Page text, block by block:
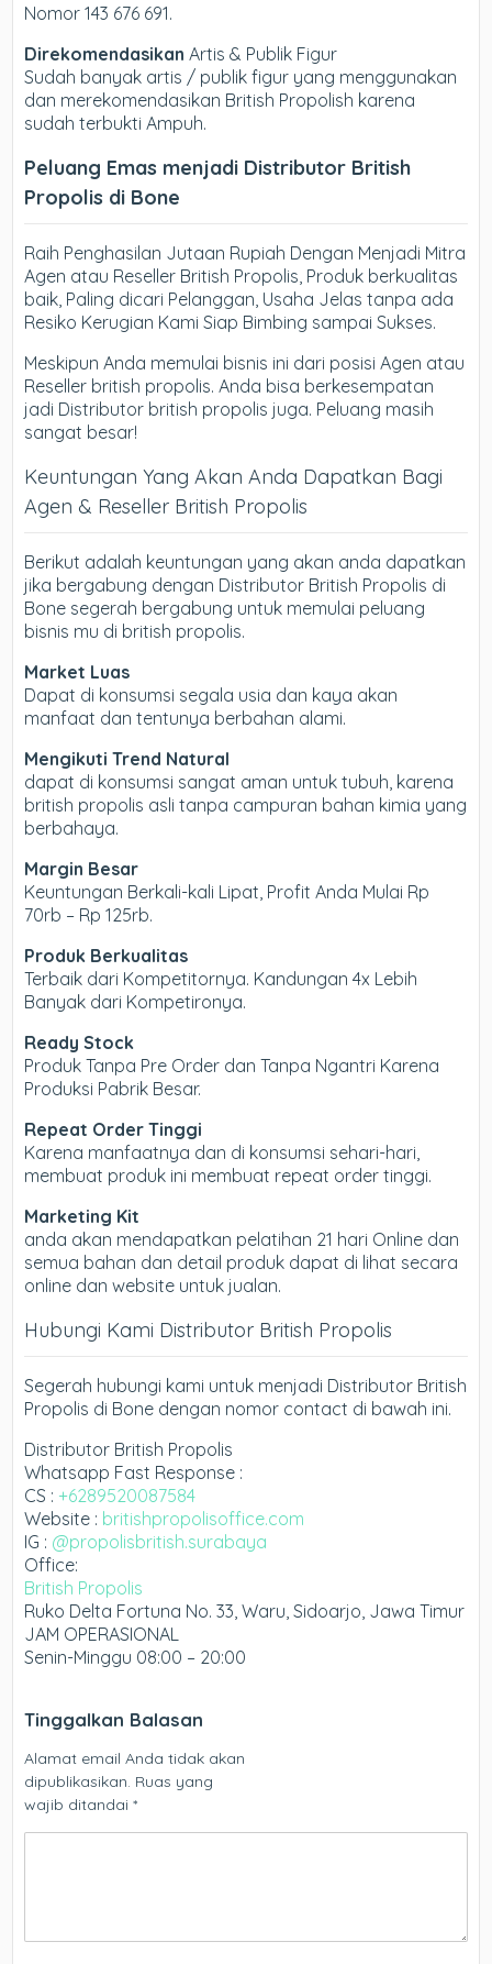
Nomor 143 676 691.
Direkomendasikan Artis & Publik Figur
Sudah banyak artis / publik figur yang menggunakan
dan merekomendasikan British Propolish karena
sudah terbukti Ampuh.
Peluang Emas menjadi Distributor British
Propolis di Bone
Raih Penghasilan Jutaan Rupiah Dengan Menjadi Mitra
Agen atau Reseller British Propolis, Produk berkualitas
baik, Paling dicari Pelanggan, Usaha Jelas tanpa ada
Resiko Kerugian Kami Siap Bimbing sampai Sukses.
Meskipun Anda memulai bisnis ini dari posisi Agen atau
Reseller british propolis. Anda bisa berkesempatan
jadi Distributor british propolis juga. Peluang masih
sangat besar!
Keuntungan Yang Akan Anda Dapatkan Bagi
Agen & Reseller British Propolis
Berikut adalah keuntungan yang akan anda dapatkan
jika bergabung dengan Distributor British Propolis di
Bone segerah bergabung untuk memulai peluang
bisnis mu di british propolis.
Market Luas
Dapat di konsumsi segala usia dan kaya akan
manfaat dan tentunya berbahan alami.
Mengikuti Trend Natural
dapat di konsumsi sangat aman untuk tubuh, karena
british propolis asli tanpa campuran bahan kimia yang
berbahaya.
Margin Besar
Keuntungan Berkali-kali Lipat, Profit Anda Mulai Rp
70rb – Rp 125rb.
Produk Berkualitas
Terbaik dari Kompetitornya. Kandungan 4x Lebih
Banyak dari Kompetironya.
Ready Stock
Produk Tanpa Pre Order dan Tanpa Ngantri Karena
Produksi Pabrik Besar.
Repeat Order Tinggi
Karena manfaatnya dan di konsumsi sehari-hari,
membuat produk ini membuat repeat order tinggi.
Marketing Kit
anda akan mendapatkan pelatihan 21 hari Online dan
semua bahan dan detail produk dapat di lihat secara
online dan website untuk jualan.
Hubungi Kami Distributor British Propolis
Segerah hubungi kami untuk menjadi Distributor British
Propolis di Bone dengan nomor contact di bawah ini.
Distributor British Propolis
Whatsapp Fast Response :
CS : +6289520087584
Website : britishpropolisoffice.com
IG : @propolisbritish.surabaya
Office:
British Propolis
Ruko Delta Fortuna No. 33, Waru, Sidoarjo, Jawa Timur
JAM OPERASIONAL
Senin-Minggu 08:00 – 20:00
Tinggalkan Balasan
Alamat email Anda tidak akan
dipublikasikan. Ruas yang
wajib ditandai*